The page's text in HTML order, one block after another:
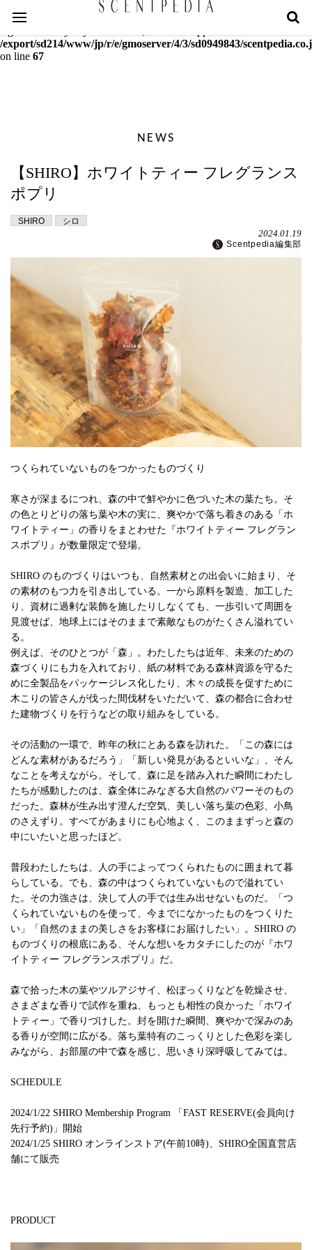
Warning
: mcrypt_decrypt(): Key of size 18 not supported by this
/export/sd214/www/jp/r/e/gmoserver/4/3/sd0949843/
on line 67
NEWS
【SHIRO】ホワイトティー フレグランス
ポプリ
SHIRO シロ
2024.01.19
Scentpedia編集部
つくられていないものをつかったものづくり
寒さが深まるにつれ、森の中で鮮やかに色づいた木の葉たち。そ
の色とりどりの落ち葉や木の実に、爽やかで落ち着きのある「ホ
ワイトティー」の香りをまとわせた『ホワイトティー フレグラン
スポプリ』が数量限定で登場。
SHIRO のものづくりはいつも、自然素材との出会いに始まり、そ
の素材のもつ力を引き出している。一から原料を製造、加工した
り、資材に過剰な装飾を施したりしなくても、一歩引いて周囲を
見渡せば、地球上にはそのままで素敵なものがたくさん溢れてい
る。
例えば、そのひとつが「森」。わたしたちは近年、未来のための
森づくりにも力を入れており、紙の材料である森林資源を守るた
めに全製品をパッケージレス化したり、木々の成長を促すために
木こりの皆さんが伐った間伐材をいただいて、森の都合に合わせ
た建物づくりを行うなどの取り組みをしている。
その活動の一環で、昨年の秋にとある森を訪れた。「この森には
どんな素材があるだろう」「新しい発見があるといいな」、そん
なことを考えながら。そして、森に足を踏み入れた瞬間にわたし
たちが感動したのは、森全体にみなぎる大自然のパワーそのもの
だった。森林が生み出す澄んだ空気、美しい落ち葉の色彩、小鳥
のさえずり。すべてがあまりにも心地よく、このままずっと森の
中にいたいと思ったほど。
普段わたしたちは、人の手によってつくられたものに囲まれて暮
らしている。でも、森の中はつくられていないもので溢れてい
た。その力強さは、決して人の手では生み出せないものだ。「つ
くられていないものを使って、今までになかったものをつくりた
い」「自然のままの美しさをお客様にお届けしたい」。SHIRO の
ものづくりの根底にある、そんな想いをカタチにしたのが『ホワ
イトティー フレグランスポプリ』だ。
森で拾った木の葉やツルアジサイ、松ぼっくりなどを乾燥させ、
さまざまな香りで試作を重ね、もっとも相性の良かった「ホワイ
トティー」で香りづけした。封を開けた瞬間、爽やかで深みのあ
る香りが空間に広がる。落ち葉特有のこっくりとした色彩を楽し
みながら、お部屋の中で森を感じ、思いきり深呼吸してみては。
SCHEDULE
2024/1/22 SHIRO Membership Program 「FAST RESERVE(会員向け
先行予約)」開始
2024/1/25 SHIRO オンラインストア(午前10時)、SHIRO全国直営店
舗にて販売
PRODUCT